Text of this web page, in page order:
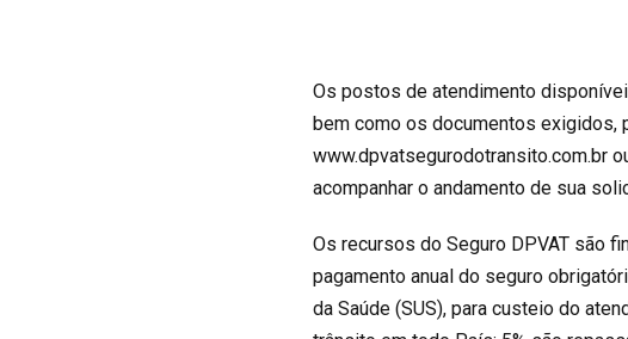
Os postos de atendimento
bem como os documentos
www.dpvatsegurodotransito.com.br
acompanhar o andamento de sua
Os recursos do Seguro DPVAT são
pagamento anual do seguro
da Saúde (SUS), para custeio do